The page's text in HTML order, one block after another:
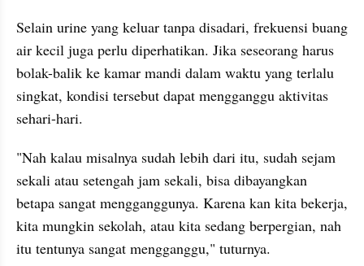
Selain urine yang keluar tanpa disadari, frekuensi buang
air kecil juga perlu diperhatikan. Jika seseorang harus
bolak-balik ke kamar mandi dalam waktu yang terlalu
singkat, kondisi tersebut dapat mengganggu aktivitas
sehari-hari.
"Nah kalau misalnya sudah lebih dari itu, sudah sejam
sekali atau setengah jam sekali, bisa dibayangkan
betapa sangat mengganggunya. Karena kan kita bekerja,
kita mungkin sekolah, atau kita sedang berpergian, nah
itu tentunya sangat mengganggu," tuturnya.